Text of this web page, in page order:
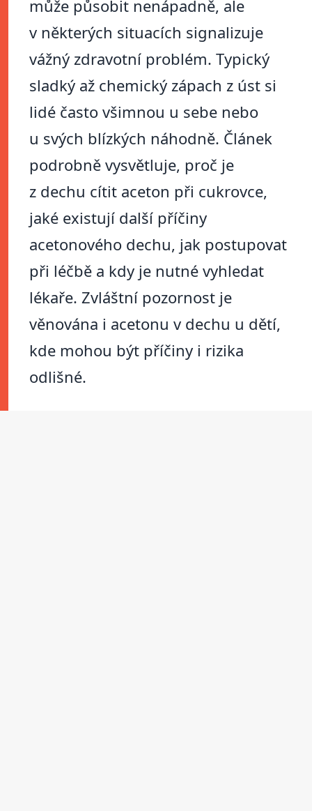
může působit nenápadně, ale
v některých situacích signalizuje
vážný zdravotní problém. Typický
sladký až chemický zápach z úst si
lidé často všimnou u sebe nebo
u svých blízkých náhodně. Článek
podrobně vysvětluje, proč je
z dechu cítit aceton při cukrovce,
jaké existují další příčiny
acetonového dechu, jak postupovat
při léčbě a kdy je nutné vyhledat
lékaře. Zvláštní pozornost je
věnována i acetonu v dechu u dětí,
kde mohou být příčiny i rizika
odlišné.